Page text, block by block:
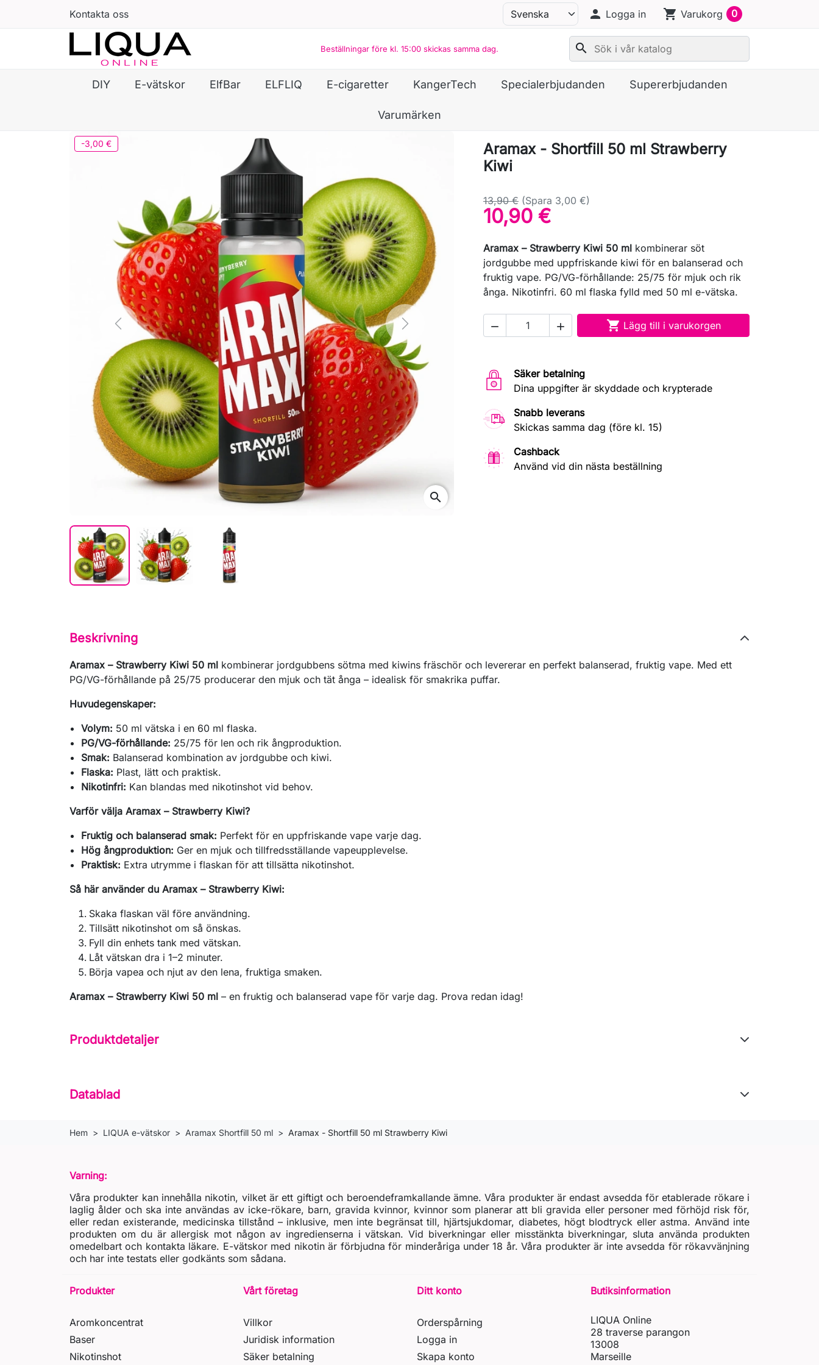
Kontakta oss person Logga in shopping_cart Varukorg 0
Beställningar före kl. 15:00 skickas samma dag. search
DIY E-vätskor ElfBar ELFLIQ E-cigaretter KangerTech Specialerbjudanden Supererbjudanden
Varumärken
-3,00 €
Previous Next
search
Aramax - Shortfill 50 ml Strawberry
Kiwi
13,90 € (Spara 3,00 €)
10,90 €
Aramax – Strawberry Kiwi 50 ml kombinerar söt
jordgubbe med uppfriskande kiwi för en balanserad och
fruktig vape. PG/VG-förhållande: 25/75 för mjuk och rik
ånga. Nikotinfri. 60 ml flaska fylld med 50 ml e-vätska.
   Lägg till i varukorgen
Säker betalning
Dina uppgifter är skyddade och krypterade
Snabb leverans
Skickas samma dag (före kl. 15)
Cashback
Använd vid din nästa beställning
Beskrivning
Aramax – Strawberry Kiwi 50 ml kombinerar jordgubbens sötma med kiwins fräschör och levererar en perfekt balanserad, fruktig vape. Med ett
PG/VG-förhållande på 25/75 producerar den mjuk och tät ånga – idealisk för smakrika puffar.
Huvudegenskaper:
Volym: 50 ml vätska i en 60 ml flaska.
PG/VG-förhållande: 25/75 för len och rik ångproduktion.
Smak: Balanserad kombination av jordgubbe och kiwi.
Flaska: Plast, lätt och praktisk.
Nikotinfri: Kan blandas med nikotinshot vid behov.
Varför välja Aramax – Strawberry Kiwi?
Fruktig och balanserad smak: Perfekt för en uppfriskande vape varje dag.
Hög ångproduktion: Ger en mjuk och tillfredsställande vapeupplevelse.
Praktisk: Extra utrymme i flaskan för att tillsätta nikotinshot.
Så här använder du Aramax – Strawberry Kiwi:
Skaka flaskan väl före användning.
Tillsätt nikotinshot om så önskas.
Fyll din enhets tank med vätskan.
Låt vätskan dra i 1–2 minuter.
Börja vapea och njut av den lena, fruktiga smaken.
Aramax – Strawberry Kiwi 50 ml – en fruktig och balanserad vape för varje dag. Prova redan idag!
Produktdetaljer
Datablad
Hem LIQUA e-vätskor Aramax Shortfill 50 ml Aramax - Shortfill 50 ml Strawberry Kiwi
Varning:
Våra produkter kan innehålla nikotin, vilket är ett giftigt och beroendeframkallande ämne. Våra produkter är endast avsedda för etablerade rökare i
laglig ålder och ska inte användas av icke-rökare, barn, gravida kvinnor, kvinnor som planerar att bli gravida eller personer med förhöjd risk för,
eller redan existerande, medicinska tillstånd – inklusive, men inte begränsat till, hjärtsjukdomar, diabetes, högt blodtryck eller astma. Använd inte
produkten om du är allergisk mot någon av ingredienserna i vätskan. Vid biverkningar eller misstänkta biverkningar, sluta använda produkten
omedelbart och kontakta läkare. E-vätskor med nikotin är förbjudna för minderåriga under 18 år. Våra produkter är inte avsedda för rökavvänjning
och har inte testats eller godkänts som sådana.
Produkter
Aromkoncentrat
Baser
Nikotinshot
Vårt företag
Villkor
Juridisk information
Säker betalning
Ditt konto
Orderspårning
Logga in
Skapa konto
Butiksinformation
LIQUA Online
28 traverse parangon
13008
Marseille